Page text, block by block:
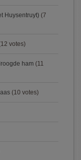
Huysentruyt) (7
votes)
ham (11
(10 votes)